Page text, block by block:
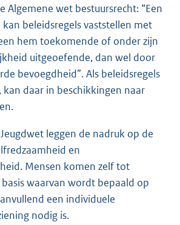
Algemene wet bestuursrecht: “Een
beleidsregels vaststellen met
hem toekomende of onder zijn
uitgeoefende, dan wel door
bevoegdheid”. Als beleidsregels
kan daar in beschikkingen naar
leggen de nadruk op de
en
Mensen komen zelf tot
waarvan wordt bepaald op
een individuele
nodig is.